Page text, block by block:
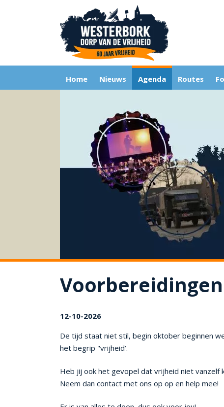
Home Nieuws Agenda Routes
Voorbereidingen
12-10-2026
De tijd staat niet stil, begin oktober beginnen
het begrip "vrijheid’.
Heb jij ook het gevopel dat vrijheid niet
Neem dan contact met ons op op en help mee!